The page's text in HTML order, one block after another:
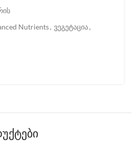
Nutrients, ვეგეტაცია,